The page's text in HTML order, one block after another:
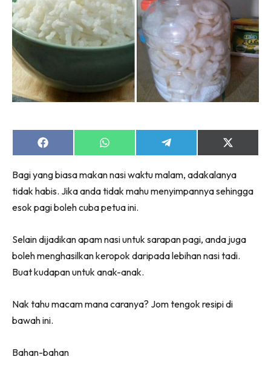
Share
on
Share
on
Share
on
Share
on
(Twitter)
Bagi yang biasa makan nasi waktu malam, adakalanya
tidak habis. Jika anda tidak mahu menyimpannya sehingga
esok pagi boleh cuba petua ini.
Selain dijadikan apam nasi untuk sarapan pagi, anda juga
boleh menghasilkan keropok daripada lebihan nasi tadi.
Buat kudapan untuk anak-anak.
Nak tahu macam mana caranya? Jom tengok resipi di
bawah ini.
Bahan-bahan